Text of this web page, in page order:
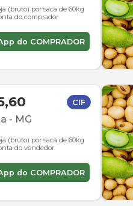
(bruto) por saca de 60kg
do comprador
do COMPRADOR
CIF
- MG
(bruto) por saca de 60kg
do vendedor
do COMPRADOR